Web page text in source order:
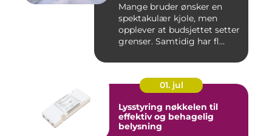
Mange bruder ønsker en
spektakulær kjole, men
opplever at budsjettet setter
grenser. Samtidig har fl...
01. jul
Lysstyring nøkkelen til
effektiv og behagelig
belysning